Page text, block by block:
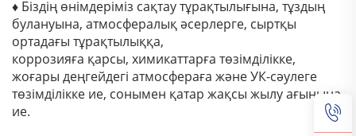
♦ Біздің өнімдеріміз сақтау тұрақтылығына, тұздың
булануына, атмосфералық әсерлерге, сыртқы
ортадағы тұрақтылыққа,
коррозияға қарсы, химикаттарға төзімділікке,
жоғары деңгейдегі атмосфераға және УК-сәулеге
төзімділікке ие, сонымен қатар жақсы жылу ағынына
ие.